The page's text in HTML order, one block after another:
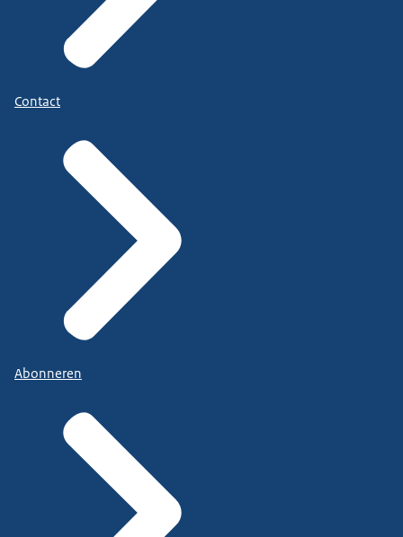
Contact
Abonneren